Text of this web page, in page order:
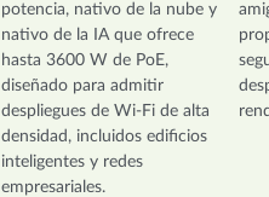
potencia, nativo de la nube y
nativo de la IA que ofrece
hasta 3600 W de PoE,
diseñado para admitir
despliegues de Wi-Fi de alta
densidad, incluidos edificios
inteligentes y redes
empresariales.